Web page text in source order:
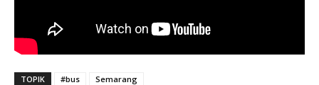
TOPIK #bus Semarang